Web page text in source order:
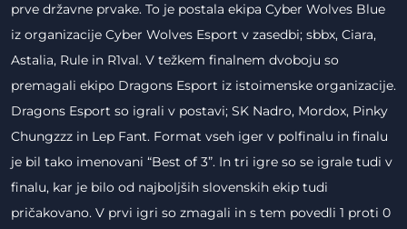
prve državne prvake. To je postala ekipa Cyber Wolves Blue
iz organizacije Cyber Wolves Esport v zasedbi; sbbx, Ciara,
Astalia, Rule in R1val. V težkem finalnem dvoboju so
premagali ekipo Dragons Esport iz istoimenske organizacije.
Dragons Esport so igrali v postavi; SK Nadro, Mordox, Pinky
Chungzzz in Lep Fant. Format vseh iger v polfinalu in finalu
je bil tako imenovani “Best of 3”. In tri igre so se igrale tudi v
finalu, kar je bilo od najboljših slovenskih ekip tudi
pričakovano. V prvi igri so zmagali in s tem povedli 1 proti 0